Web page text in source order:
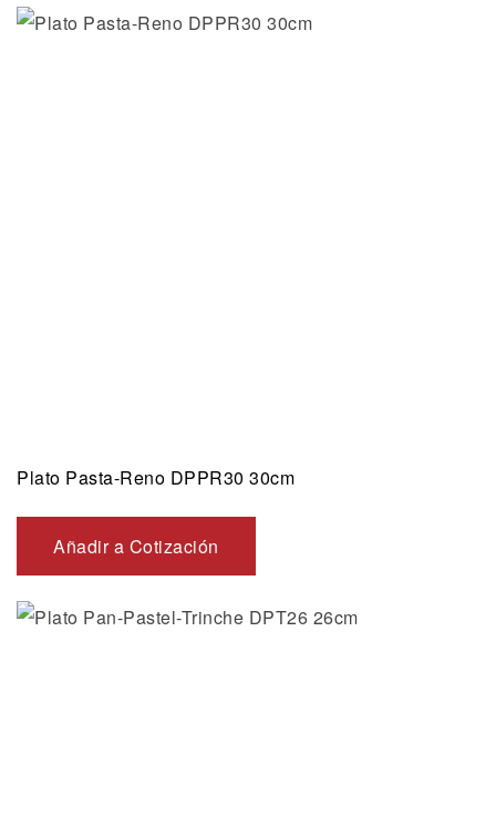
Plato Pasta-Reno DPPR30 30cm
Añadir a Cotización